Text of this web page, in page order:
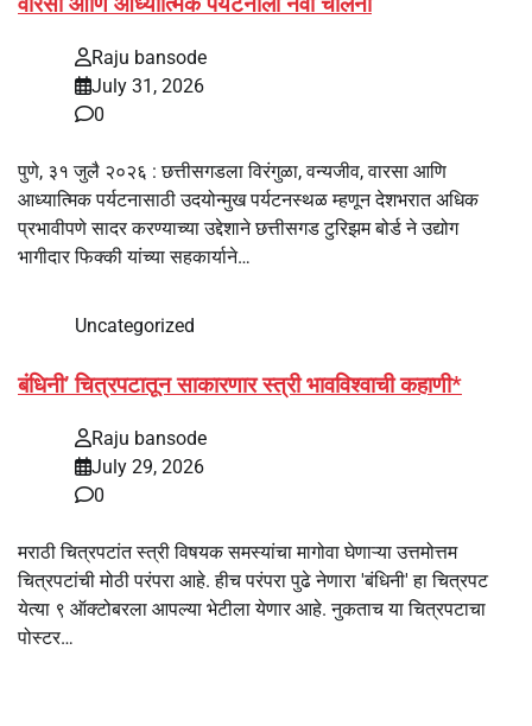
Raju bansode
July 31, 2026
0
पुणे, ३१ जुलै २०२६ : छत्तीसगडला विरंगुळा, वन्यजीव, वारसा आणि
आध्यात्मिक पर्यटनासाठी उदयोन्मुख पर्यटनस्थळ म्हणून देशभरात अधिक
प्रभावीपणे सादर करण्याच्या उद्देशाने छत्तीसगड टुरिझम बोर्ड ने उद्योग
भागीदार फिक्की यांच्या सहकार्याने…
Uncategorized
बंधिनी’ चित्रपटातून साकारणार स्त्री भावविश्वाची कहाणी*
Raju bansode
July 29, 2026
0
मराठी चित्रपटांत स्त्री विषयक समस्यांचा मागोवा घेणाऱ्या उत्तमोत्तम
चित्रपटांची मोठी परंपरा आहे. हीच परंपरा पुढे नेणारा 'बंधिनी' हा चित्रपट
येत्या ९ ऑक्टोबरला आपल्या भेटीला येणार आहे. नुकताच या चित्रपटाचा
पोस्टर…